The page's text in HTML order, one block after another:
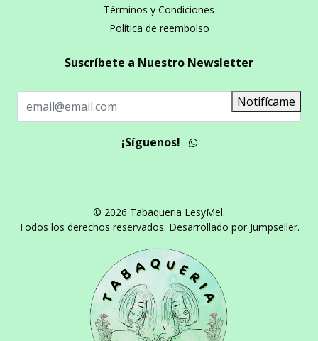
Términos y Condiciones
Política de reembolso
Suscríbete a Nuestro Newsletter
Notifícame
¡Síguenos!
© 2026 Tabaqueria LesyMel.
Todos los derechos reservados. Desarrollado por Jumpseller.